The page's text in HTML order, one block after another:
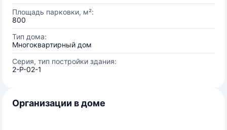
Площадь парковки, м²:
800
Тип дома:
Многоквартирный дом
Серия, тип постройки здания:
2-Р-02-1
Организации в доме